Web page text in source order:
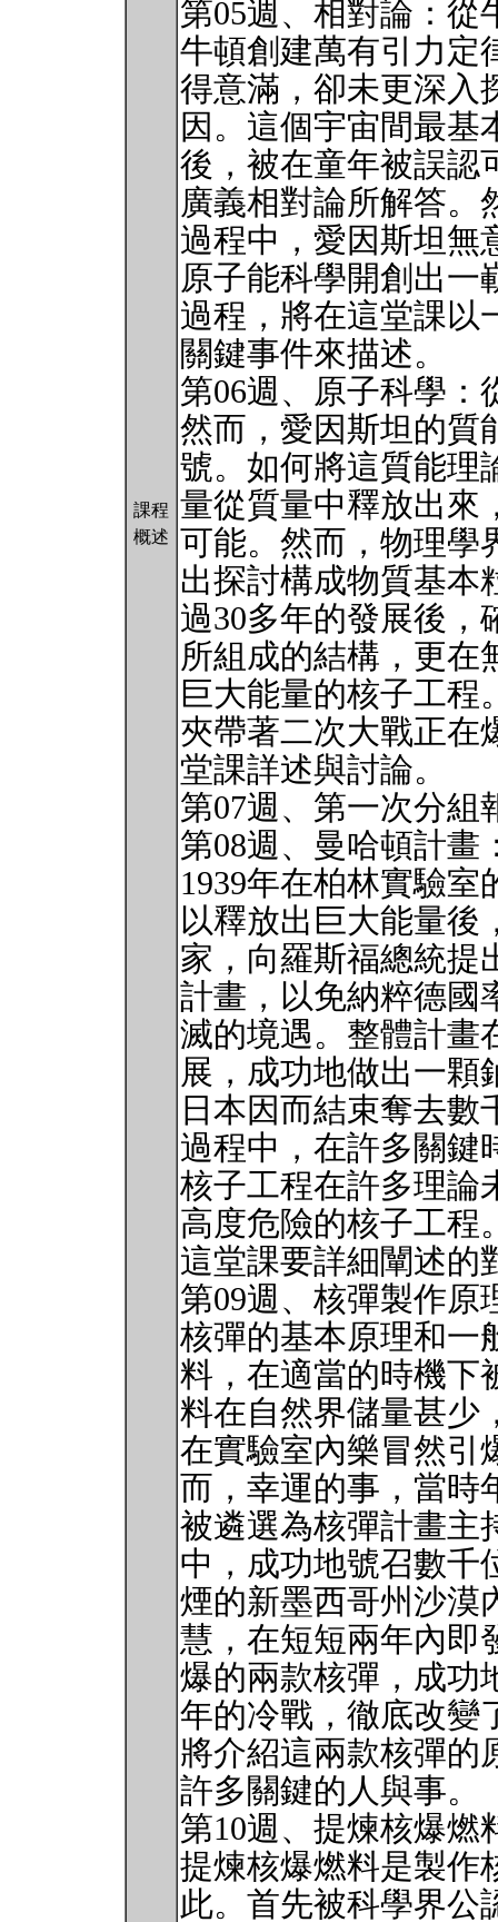
課程
概述
第05週、相對論：從
牛頓創建萬有引力定
得意滿，卻未更深入
因。這個宇宙間最基
後，被在童年被誤認
廣義相對論所解答。
過程中，愛因斯坦無
原子能科學開創出一
過程，將在這堂課以
關鍵事件來描述。
第06週、原子科學：
然而，愛因斯坦的質
號。如何將這質能理
量從質量中釋放出來
可能。然而，物理學
出探討構成物質基本
過30多年的發展後，
所組成的結構，更在
巨大能量的核子工程
夾帶著二次大戰正在
堂課詳述與討論。
第07週、第一次分組
第08週、曼哈頓計畫
1939年在柏林實驗
以釋放出巨大能量後
家，向羅斯福總統提
計畫，以免納粹德國
滅的境遇。整體計畫
展，成功地做出一顆
日本因而結束奪去
過程中，在許多關鍵
核子工程在許多理論
高度危險的核子工程
這堂課要詳細闡述的
第09週、核彈製作原
核彈的基本原理和一
料，在適當的時機下
料在自然界儲量甚少
在實驗室內樂冒然引
而，幸運的事，當時
被遴選為核彈計畫主
中，成功地號召數千
煙的新墨西哥州沙漠
慧，在短短兩年內即
爆的兩款核彈，成功
年的冷戰，徹底改變
將介紹這兩款核彈的
許多關鍵的人與事。
第10週、提煉核爆燃
提煉核爆燃料是製作
此。首先被科學界公